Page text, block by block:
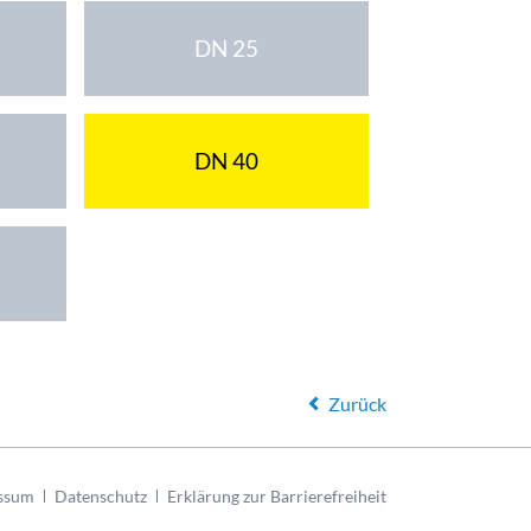
DN 25
DN 40
Zurück
Datenschutz Erklärung zur Barrierefreiheit